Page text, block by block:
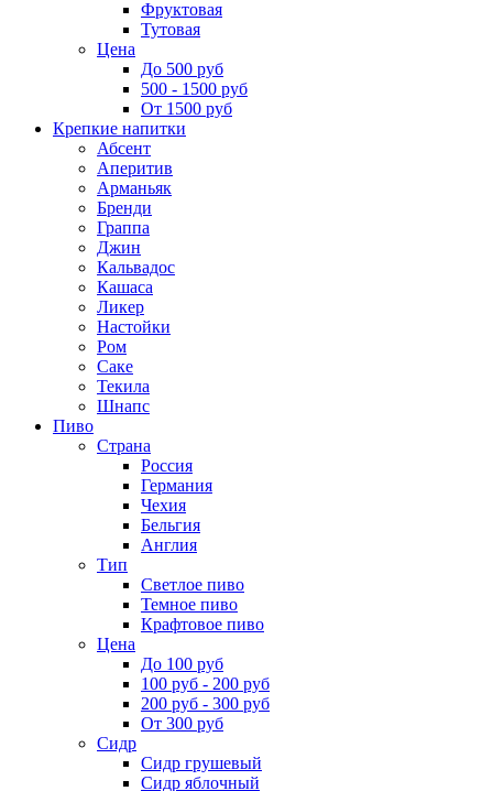
Фруктовая
Тутовая
Цена
До 500 руб
500 - 1500 руб
От 1500 руб
Крепкие напитки
Абсент
Аперитив
Арманьяк
Бренди
Граппа
Джин
Кальвадос
Кашаса
Ликер
Настойки
Ром
Саке
Текила
Шнапс
Пиво
Страна
Россия
Германия
Чехия
Бельгия
Англия
Тип
Светлое пиво
Темное пиво
Крафтовое пиво
Цена
До 100 руб
100 руб - 200 руб
200 руб - 300 руб
От 300 руб
Сидр
Сидр грушевый
Сидр яблочный